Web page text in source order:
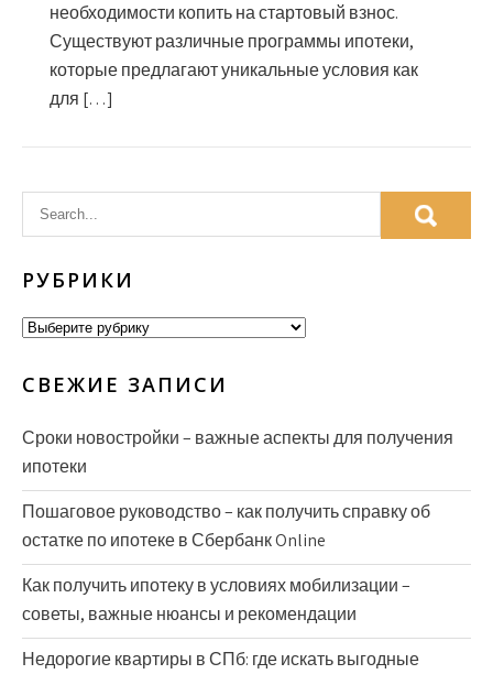
необходимости копить на стартовый взнос.
Существуют различные программы ипотеки,
которые предлагают уникальные условия как
для […]
РУБРИКИ
Рубрики
СВЕЖИЕ ЗАПИСИ
Сроки новостройки – важные аспекты для получения
ипотеки
Пошаговое руководство – как получить справку об
остатке по ипотеке в Сбербанк Online
Как получить ипотеку в условиях мобилизации –
советы, важные нюансы и рекомендации
Недорогие квартиры в СПб: где искать выгодные